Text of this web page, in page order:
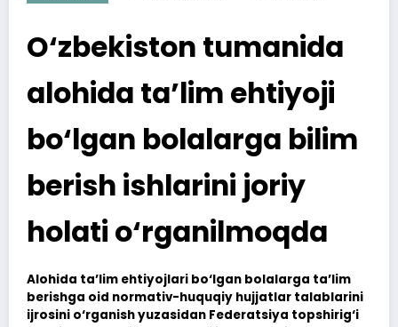
O‘zbekiston tumanida
alohida ta’lim ehtiyoji
bo‘lgan bolalarga bilim
berish ishlarini joriy
holati o‘rganilmoqda
Alohida ta’lim ehtiyojlari bo‘lgan bolalarga ta’lim
berishga oid normativ-huquqiy hujjatlar talablarini
ijrosini o‘rganish yuzasidan Federatsiya topshirig‘i